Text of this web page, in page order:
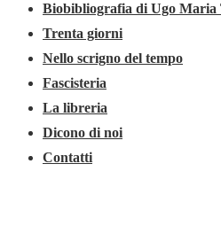
Biobibliografia di Ugo Maria
Trenta giorni
Nello scrigno del tempo
Fascisteria
La libreria
Dicono di noi
Contatti